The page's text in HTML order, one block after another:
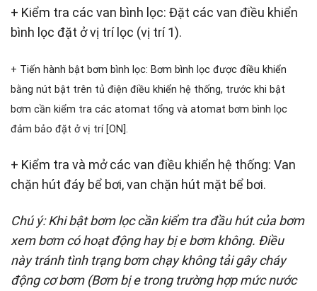
+ Kiểm tra các van bình lọc: Đặt các van điều khiển
bình lọc đặt ở vị trí lọc (vị trí 1).
+ Tiến hành bật bơm bình lọc: Bơm bình lọc được điều khiển
bằng nút bật trên tủ điện điều khiển hệ thống, trước khi bật
bơm cần kiểm tra các atomat tổng và atomat bơm bình lọc
đảm bảo đặt ở vị trí [ON].
+ Kiểm tra và mở các van điều khiển hệ thống: Van
chặn hút đáy bể bơi, van chặn hút mặt bể bơi.
Chú ý: Khi bật bơm lọc cần kiểm tra đầu hút của bơm
xem bơm có hoạt động hay bị e bơm không. Điều
này tránh tình trạng bơm chạy không tải gây cháy
động cơ bơm (Bơm bị e trong trường hợp mức nước